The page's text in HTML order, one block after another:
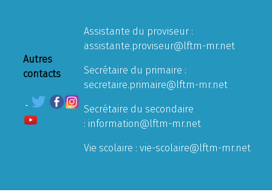
Autres
contacts
Assistante du proviseur :
assistante.proviseur@lftm-mr.net
Secrétaire du primaire :
secretaire.primaire@lftm-mr.net
Secrétaire du secondaire
: information@lftm-mr.net
Vie scolaire : vie-scolaire@lftm-mr.net